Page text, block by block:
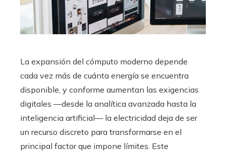
La expansión del cómputo moderno depende
cada vez más de cuánta energía se encuentra
disponible, y conforme aumentan las exigencias
digitales —desde la analítica avanzada hasta la
inteligencia artificial— la electricidad deja de ser
un recurso discreto para transformarse en el
principal factor que impone límites. Este